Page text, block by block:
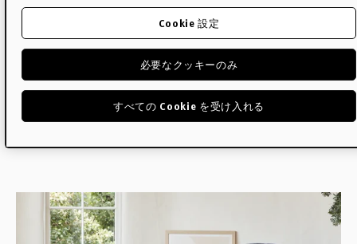
世界で最も知られるデザインの1つであるイー
ムズラウンジチェアについて、あらゆる疑問
にお答えします。必要なクッキーのみ
すべての Cookie を受け入れる
Cookie 設定